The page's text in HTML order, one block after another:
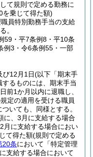
て規則で定める勤務に
を乗じて得た額)
員特別勤務手当の支給
。
59・平7条例8・平10条
例3・令6条例55・一部
び12月1日(以下「期末手
するものには、期末手当
前1か月以内に退職し、
定の適用を受ける職員
ついても、同様とする。
に、3月に支給する場合
月に支給する場合におい
て得た額(規則で定める
20条において「特定管理
支給する場合において